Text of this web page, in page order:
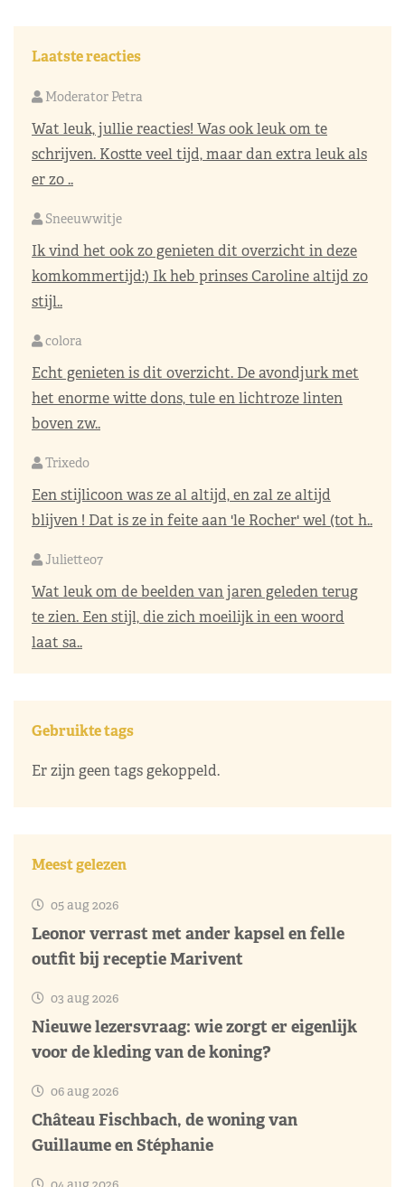
Laatste reacties
Moderator Petra
Wat leuk, jullie reacties! Was ook leuk om te
schrijven. Kostte veel tijd, maar dan extra leuk als
er zo ..
Sneeuwwitje
Ik vind het ook zo genieten dit overzicht in deze
komkommertijd:) Ik heb prinses Caroline altijd zo
stijl..
colora
Echt genieten is dit overzicht. De avondjurk met
het enorme witte dons, tule en lichtroze linten
boven zw..
Trixedo
Een stijlicoon was ze al altijd, en zal ze altijd
blijven ! Dat is ze in feite aan 'le Rocher' wel (tot h..
Juliette07
Wat leuk om de beelden van jaren geleden terug
te zien. Een stijl, die zich moeilijk in een woord
laat sa..
Gebruikte tags
Er zijn geen tags gekoppeld.
Meest gelezen
05 aug 2026
Leonor verrast met ander kapsel en felle
outfit bij receptie Marivent
03 aug 2026
Nieuwe lezersvraag: wie zorgt er eigenlijk
voor de kleding van de koning?
06 aug 2026
Château Fischbach, de woning van
Guillaume en Stéphanie